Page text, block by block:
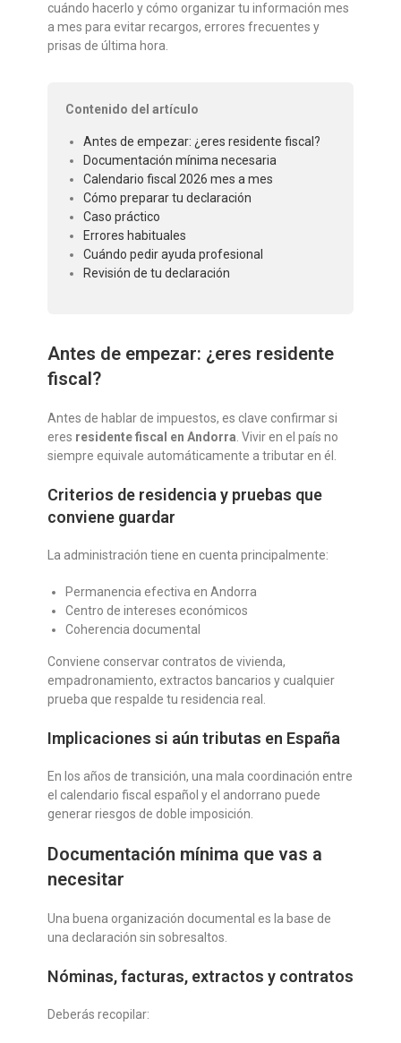
cuándo hacerlo y cómo organizar tu información mes
a mes para evitar recargos, errores frecuentes y
prisas de última hora.
Contenido del artículo
Antes de empezar: ¿eres residente fiscal?
Documentación mínima necesaria
Calendario fiscal 2026 mes a mes
Cómo preparar tu declaración
Caso práctico
Errores habituales
Cuándo pedir ayuda profesional
Revisión de tu declaración
Antes de empezar: ¿eres residente
fiscal?
Antes de hablar de impuestos, es clave confirmar si
eres residente fiscal en Andorra. Vivir en el país no
siempre equivale automáticamente a tributar en él.
Criterios de residencia y pruebas que
conviene guardar
La administración tiene en cuenta principalmente:
Permanencia efectiva en Andorra
Centro de intereses económicos
Coherencia documental
Conviene conservar contratos de vivienda,
empadronamiento, extractos bancarios y cualquier
prueba que respalde tu residencia real.
Implicaciones si aún tributas en España
En los años de transición, una mala coordinación entre
el calendario fiscal español y el andorrano puede
generar riesgos de doble imposición.
Documentación mínima que vas a
necesitar
Una buena organización documental es la base de
una declaración sin sobresaltos.
Nóminas, facturas, extractos y contratos
Deberás recopilar: